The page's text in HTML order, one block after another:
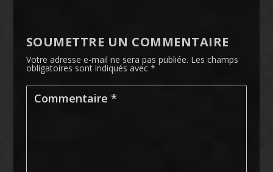
SOUMETTRE UN COMMENTAIRE
Votre adresse e-mail ne sera pas publiée. Les champs
obligatoires sont indiqués avec *